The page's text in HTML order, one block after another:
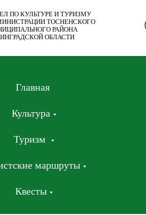
ПО КУЛЬТУРЕ И ТУРИЗМУ
ТОСНЕНСКОГО
РАЙОНА
ОБЛАСТИ
Главная
Культура
Туризм
маршруты
Квесты